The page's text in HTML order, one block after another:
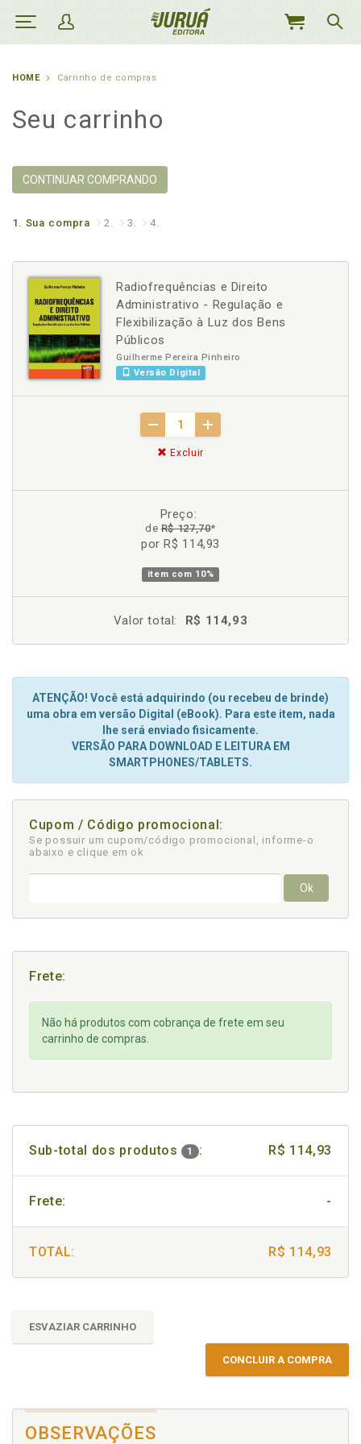
MEU
HOME Carrinho de compras
Seu carrinho
CONTINUAR COMPRANDO
1. Sua compra 2. 3. 4.
Radiofrequências e Direito
Administrativo - Regulação e
Flexibilização à Luz dos Bens
Públicos
Guilherme Pereira Pinheiro
Versão Digital
Excluir
Preço:
deR$ 127,70*
por R$ 114,93
item com 10%
Valor total: R$ 114,93
ATENÇÃO! Você está adquirindo (ou recebeu de brinde)
uma obra em versão Digital (eBook). Para este item, nada
lhe será enviado fisicamente.
VERSÃO PARA DOWNLOAD E LEITURA EM
SMARTPHONES/TABLETS.
Cupom / Código promocional:
Se possuir um cupom/código promocional, informe-o
abaixo e clique em ok
Ok
Frete:
Não há produtos com cobrança de frete em seu
carrinho de compras.
Sub-total dos produtos 1 : R$ 114,93
Frete: -
TOTAL: R$ 114,93
ESVAZIAR CARRINHO
CONCLUIR A COMPRA
OBSERVAÇÕES